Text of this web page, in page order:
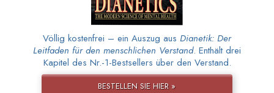
Völlig kostenfrei – ein Auszug aus Dianetik: Der
Leitfaden für den menschlichen Verstand. Enthält drei
Kapitel des Nr.-1-Bestsellers über den Verstand.
BESTELLEN SIE HIER »